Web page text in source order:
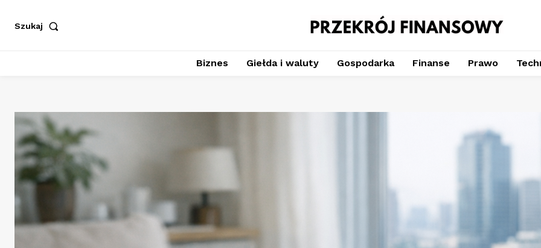
Szukaj
Biznes Giełda i waluty Gospodarka Finanse Prawo